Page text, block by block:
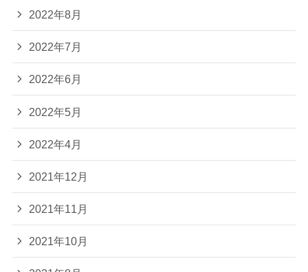
2022年8月
2022年7月
2022年6月
2022年5月
2022年4月
2021年12月
2021年11月
2021年10月